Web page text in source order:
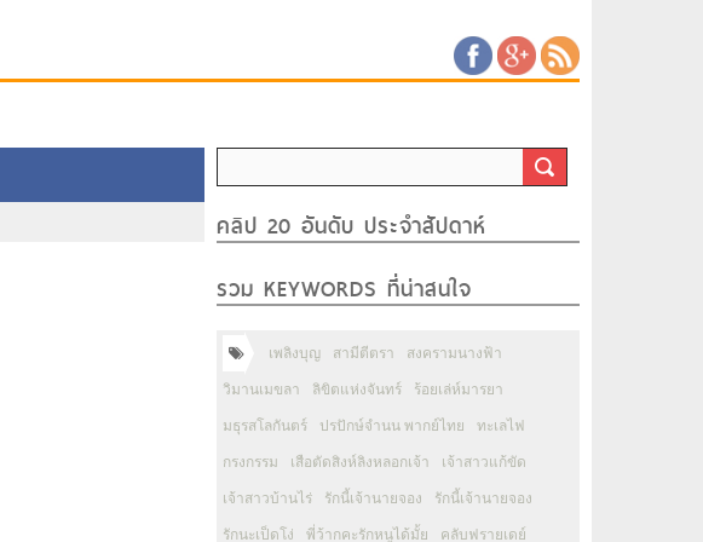
คลิป 20 อันดับ ประจำสัปดาห์
รวม KEYWORDS ที่น่าสนใจ
เพลิงบุญ สามีตีตรา สงครามนางฟ้า
วิมานเมขลา ลิขิตแห่งจันทร์ ร้อยเล่ห์มารยา
มธุรสโลกันตร์ ปรปักษ์จำนน พากย์ไทย ทะเลไฟ
กรงกรรม เสือตัดสิงห์ลิงหลอกเจ้า เจ้าสาวแก้ขัด
เจ้าสาวบ้านไร่ รักนี้เจ้านายจอง รักนี้เจ้านายจอง
รักนะเป็ดโง่ พี่ว้ากคะรักหนูได้มั้ย คลับฟรายเดย์